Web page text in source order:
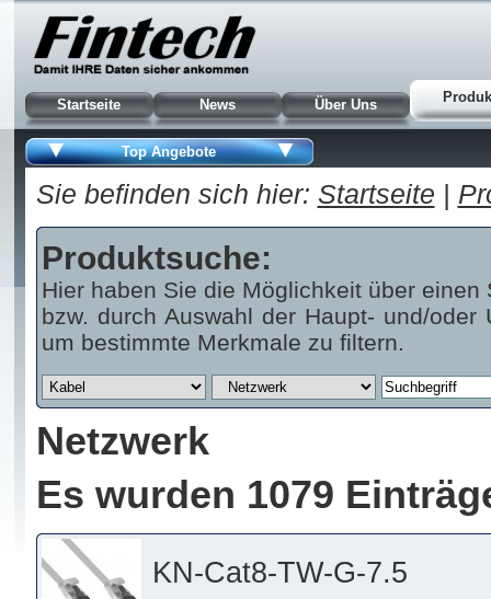
Startseite News Über Uns
Top Angebote
Sie befinden sich hier: Startseite |
Produktsuche:
Hier haben Sie die Möglichkeit über
bzw. durch Auswahl der Haupt- und/
um bestimmte Merkmale zu filtern.
Netzwerk
Es wurden 1079
KN-Cat8-TW-G-7.5